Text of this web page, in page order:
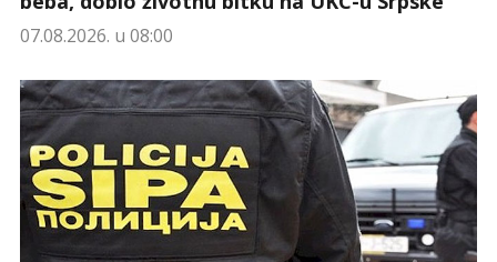
07.08.2026. u 08:00